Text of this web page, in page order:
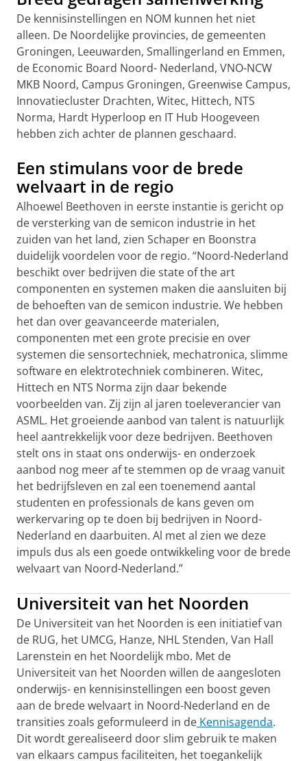
De kennisinstellingen en NOM kunnen het niet
alleen. De Noordelijke provincies, de gemeenten
Groningen, Leeuwarden, Smallingerland en Emmen,
de Economic Board Noord- Nederland, VNO-NCW
MKB Noord, Campus Groningen, Greenwise Campus,
Innovatiecluster Drachten, Witec, Hittech, NTS
Norma, Hardt Hyperloop en IT Hub Hoogeveen
hebben zich achter de plannen geschaard.
Een stimulans voor de brede
welvaart in de regio
Alhoewel Beethoven in eerste instantie is gericht op
de versterking van de semicon industrie in het
zuiden van het land, zien Schaper en Boonstra
duidelijk voordelen voor de regio. “Noord-Nederland
beschikt over bedrijven die state of the art
componenten en systemen maken die aansluiten bij
de behoeften van de semicon industrie. We hebben
het dan over geavanceerde materialen,
componenten met een grote precisie en over
systemen die sensortechniek, mechatronica, slimme
software en elektrotechniek combineren. Witec,
Hittech en NTS Norma zijn daar bekende
voorbeelden van. Zij zijn al jaren toeleverancier van
ASML. Het groeiende aanbod van talent is natuurlijk
heel aantrekkelijk voor deze bedrijven. Beethoven
stelt ons in staat ons onderwijs- en onderzoek
aanbod nog meer af te stemmen op de vraag vanuit
het bedrijfsleven en zal een toenemend aantal
studenten en professionals de kans geven om
werkervaring op te doen bij bedrijven in Noord-
Nederland en daarbuiten. Al met al zien we deze
impuls dus als een goede ontwikkeling voor de brede
welvaart van Noord-Nederland.”
Universiteit van het Noorden
De Universiteit van het Noorden is een initiatief van
de RUG, het UMCG, Hanze, NHL Stenden, Van Hall
Larenstein en het Noordelijk mbo. Met de
Universiteit van het Noorden willen de aangesloten
onderwijs- en kennisinstellingen een boost geven
aan de brede welvaart in Noord-Nederland en de
transities zoals geformuleerd in de Kennisagenda.
Dit wordt gerealiseerd door slim gebruik te maken
van elkaars campus faciliteiten, het toegankelijk